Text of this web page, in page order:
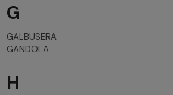
G
GALBUSERA
GANDOLA
H